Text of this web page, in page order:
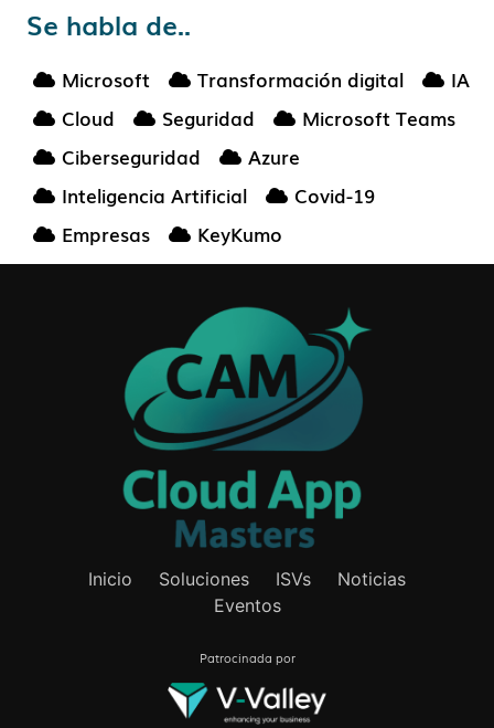
Se habla de..
Microsoft Transformación digital
IA
Cloud
Seguridad
Microsoft Teams
Ciberseguridad
Azure
Inteligencia Artificial
Covid-19
Empresas
KeyKumo
Inicio Soluciones ISVs
Noticias
Eventos
Patrocinada por